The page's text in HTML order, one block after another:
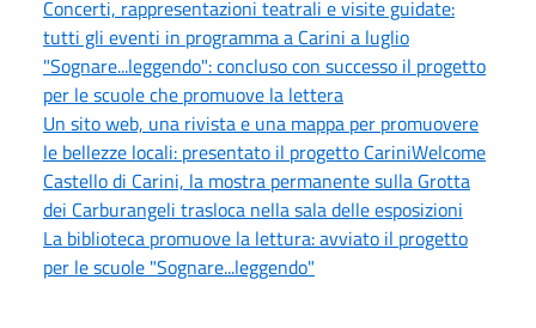
Concerti, rappresentazioni teatrali e visite guidate:
tutti gli eventi in programma a Carini a luglio
"Sognare...leggendo": concluso con successo il progetto
per le scuole che promuove la lettera
Un sito web, una rivista e una mappa per promuovere
le bellezze locali: presentato il progetto CariniWelcome
Castello di Carini, la mostra permanente sulla Grotta
dei Carburangeli trasloca nella sala delle esposizioni
La biblioteca promuove la lettura: avviato il progetto
per le scuole "Sognare...leggendo"